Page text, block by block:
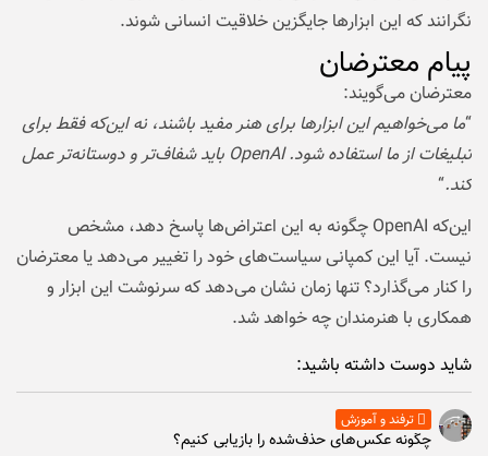
نگرانند که این ابزارها جایگزین خلاقیت انسانی شوند.
پیام معترضان
معترضان می‌گویند:
“ما می‌خواهیم این ابزارها برای هنر مفید باشند، نه این‌که فقط برای
تبلیغات از ما استفاده شود. OpenAI باید شفاف‌تر و دوستانه‌تر عمل
کند.“
این‌که OpenAI چگونه به این اعتراض‌ها پاسخ دهد، مشخص
نیست. آیا این کمپانی سیاست‌های خود را تغییر می‌دهد یا معترضان
را کنار می‌گذارد؟ تنها زمان نشان می‌دهد که سرنوشت این ابزار و
همکاری با هنرمندان چه خواهد شد.
شاید دوست داشته باشید:
ترفند و آموزش
چگونه عکس‌های حذف‌شده را بازیابی کنیم؟